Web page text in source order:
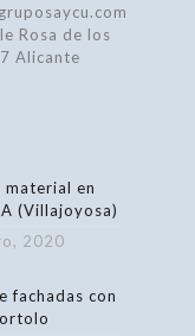
Rosa de los
Alicante
material en
(Villajoyosa)
2020
fachadas con